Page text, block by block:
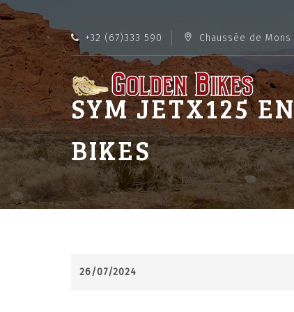
+32 (67)333 590 Chaussée de
SYM JETX125
BIKES
26/07/2024